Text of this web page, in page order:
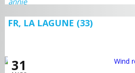
FR, LA LAGUNE (33)
31